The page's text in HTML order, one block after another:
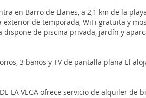
en Barro de Llanes, a 2,1 km de la
de temporada, WiFi gratuita y
dispone de piscina privada, jardín y
3 baños y TV de pantalla plana El
LA VEGA ofrece servicio de alquiler de